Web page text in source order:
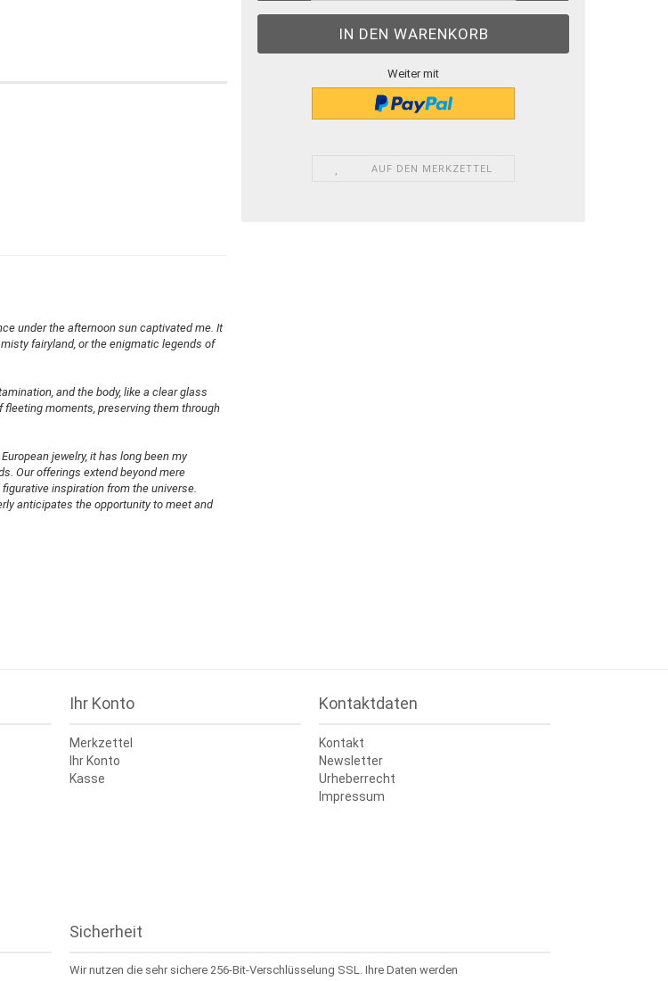
Weiter mit
AUF DEN MERKZETTEL
under the afternoon sun captivated me. It
fairyland, or the enigmatic legends of
and the body, like a clear glass
moments, preserving them through
jewelry, it has long been my
Our offerings extend beyond mere
inspiration from the universe.
anticipates the opportunity to meet and
Ihr Konto
Merkzettel
Ihr Konto
Kasse
Kontaktdaten
Kontakt
Newsletter
Urheberrecht
Impressum
Sicherheit
Wir nutzen die sehr sichere 256-Bit-Verschlüsselung SSL. Ihre Daten werden